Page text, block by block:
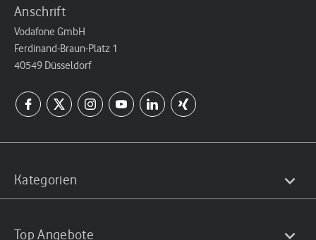
Anschrift
Vodafone GmbH
Ferdinand-Braun-Platz 1
40549 Düsseldorf
Kategorien
Top Angebote